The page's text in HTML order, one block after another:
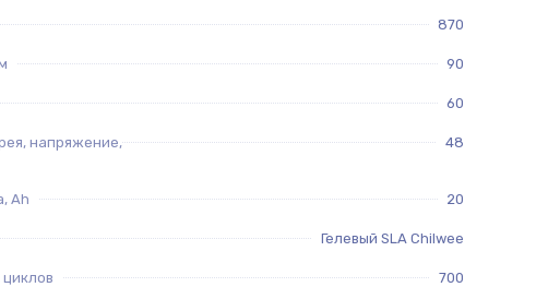
870
90
60
напряжение,
48
Ah 20
Гелевый SLA Chilwee
700